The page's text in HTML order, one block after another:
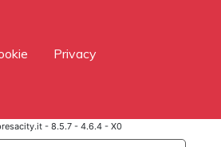
Privacy
- 8.5.7 - 4.6.4 - X0